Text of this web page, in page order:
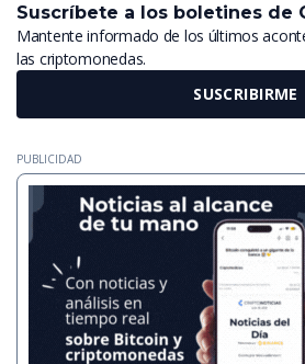
Suscríbete a los boletines de
Mantente informado de los últimos
las criptomonedas.
SUSCRIBIRME
PUBLICIDAD